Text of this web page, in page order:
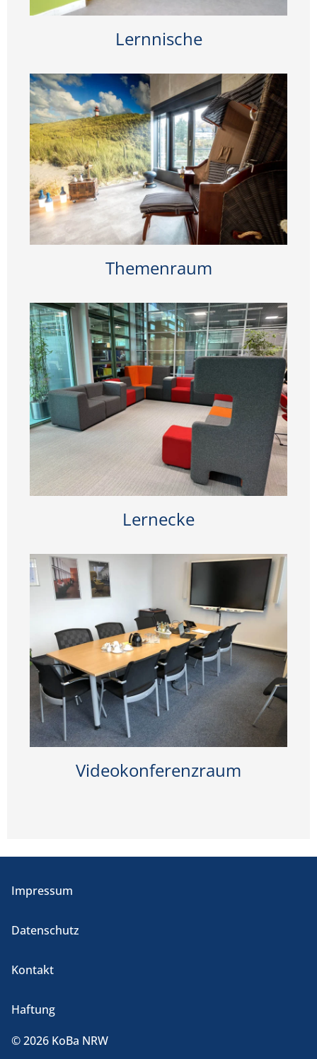
Lernnische
Themenraum
Lernecke
Videokonferenzraum
Impressum
Datenschutz
Kontakt
Haftung
© 2026 KoBa NRW